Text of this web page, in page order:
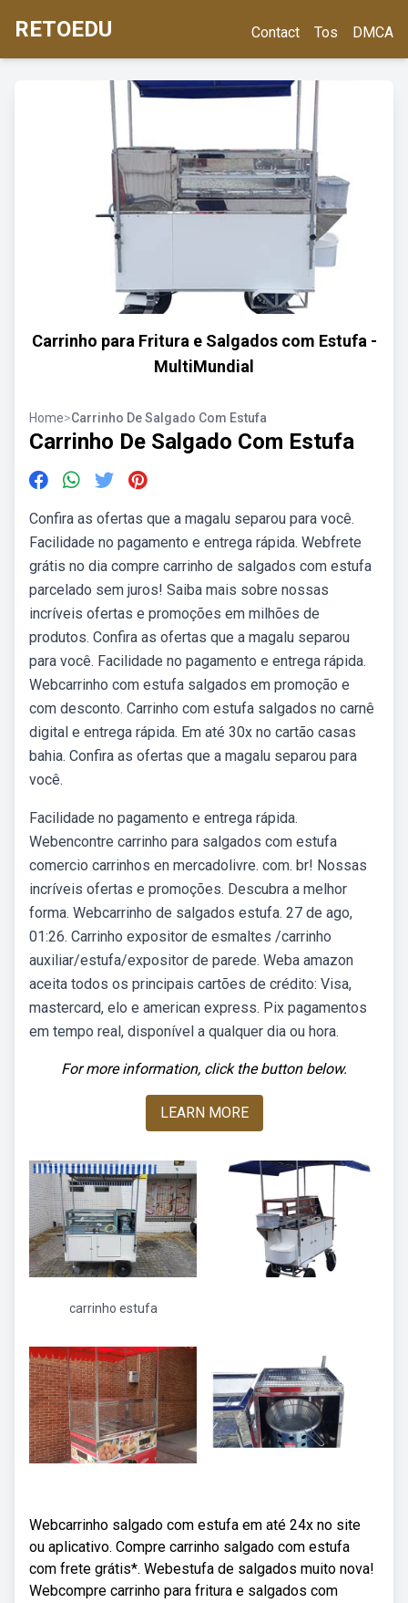
RETOEDU Contact Tos DMCA
Carrinho para Fritura e Salgados com Estufa -
MultiMundial
Home>Carrinho De Salgado Com Estufa
Carrinho De Salgado Com Estufa
Confira as ofertas que a magalu separou para você.
Facilidade no pagamento e entrega rápida. Webfrete
grátis no dia compre carrinho de salgados com estufa
parcelado sem juros! Saiba mais sobre nossas
incríveis ofertas e promoções em milhões de
produtos. Confira as ofertas que a magalu separou
para você. Facilidade no pagamento e entrega rápida.
Webcarrinho com estufa salgados em promoção e
com desconto. Carrinho com estufa salgados no carnê
digital e entrega rápida. Em até 30x no cartão casas
bahia. Confira as ofertas que a magalu separou para
você.
Facilidade no pagamento e entrega rápida.
Webencontre carrinho para salgados com estufa
comercio carrinhos en mercadolivre. com. br! Nossas
incríveis ofertas e promoções. Descubra a melhor
forma. Webcarrinho de salgados estufa. 27 de ago,
01:26. Carrinho expositor de esmaltes /carrinho
auxiliar/estufa/expositor de parede. Weba amazon
aceita todos os principais cartões de crédito: Visa,
mastercard, elo e american express. Pix pagamentos
em tempo real, disponível a qualquer dia ou hora.
For more information, click the button below.
LEARN MORE
carrinho estufa
Webcarrinho salgado com estufa em até 24x no site
ou aplicativo. Compre carrinho salgado com estufa
com frete grátis*. Webestufa de salgados muito nova!
Webcompre carrinho para fritura e salgados com